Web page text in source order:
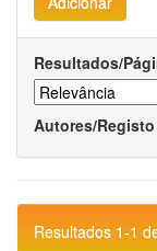
Resultados/
Autores/Registo
Resultados 1-1